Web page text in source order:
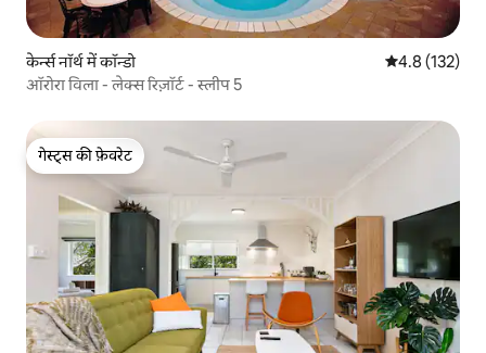
केर्न्स नॉर्थ में कॉन्डो औसत रेटिंग 5 में
4.8 (132)
ऑरोरा विला - लेक्स रिज़ॉर्ट - स्लीप 5
गेस्ट्स की फ़ेवरेट
गेस्ट्स की फ़ेवरेट